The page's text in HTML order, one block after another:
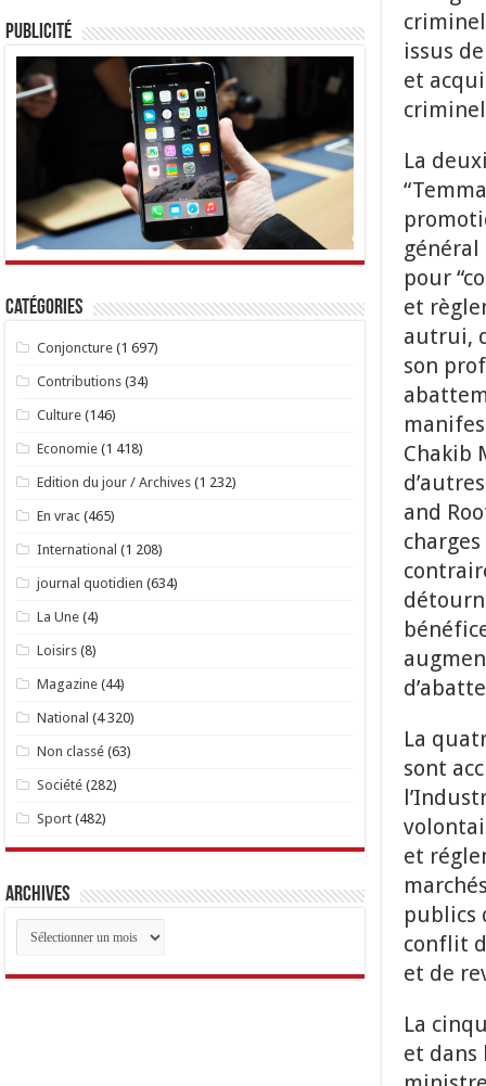
issus
et
La
général
pour
et
autrui,
son
Chakib
and
La
sont
et
publics
conflit
et de
La
et dans
Publicité
Catégories
Conjoncture (1 697)
Contributions (34)
Culture (146)
Economie (1 418)
Edition du jour / Archives (1 232)
En vrac (465)
International (1 208)
journal quotidien (634)
La Une (4)
Loisirs (8)
Magazine (44)
National (4 320)
Non classé (63)
Société (282)
Sport (482)
Archives
Archives